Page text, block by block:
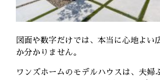
図面や数字だけでは、本当に心地よい
か分かりません。
ワンズホームのモデルハウスは、夫婦